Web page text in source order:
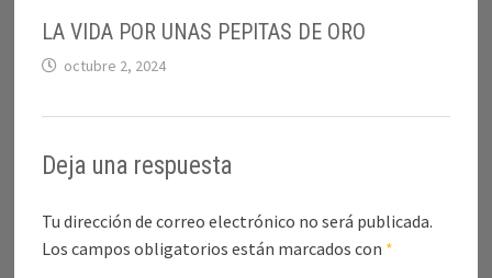
LA VIDA POR UNAS PEPITAS DE ORO
octubre 2, 2024
Deja una respuesta
Tu dirección de correo electrónico no será publicada.
Los campos obligatorios están marcados con *